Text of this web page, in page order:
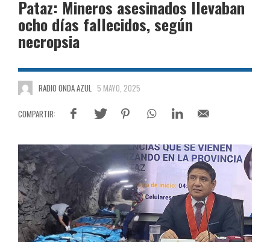
Pataz: Mineros asesinados llevaban
ocho días fallecidos, según
necropsia
RADIO ONDA AZUL 5 MAYO, 2025